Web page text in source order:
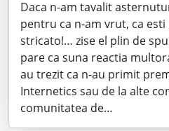
Daca n-am tavalit
pentru ca n-am vrut, ca
stricato!… zise el plin de
pare ca suna reactia
au trezit ca n-au primit
Internetics sau de la alte
comunitatea de…